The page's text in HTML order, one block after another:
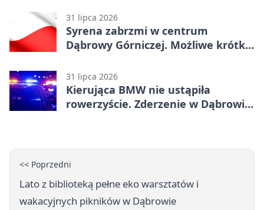
31 lipca 2026
Syrena zabrzmi w centrum
Dąbrowy Górniczej. Możliwe krótkie
31 lipca 2026
Kierująca BMW nie ustąpiła
rowerzyście. Zderzenie w Dąbrowie
<< Poprzedni
Lato z biblioteką pełne eko warsztatów i
wakacyjnych pikników w Dąbrowie